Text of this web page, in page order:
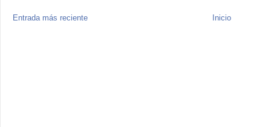
Entrada más reciente Inicio